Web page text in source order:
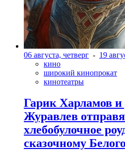
06 августа, четверг - 19
кино
широкий кинопрокат
кинотеатры
Гарик Харламов
Журавлев
хлебобулочное
сказочному